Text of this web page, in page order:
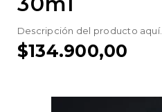
Descripción del producto aquí.
$134.900,00